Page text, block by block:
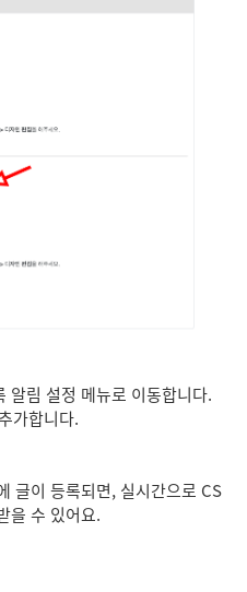
알림 설정 메뉴로 이동합니다.
가합니다.
글이 등록되면, 실시간으로 CS
을 수 있어요.